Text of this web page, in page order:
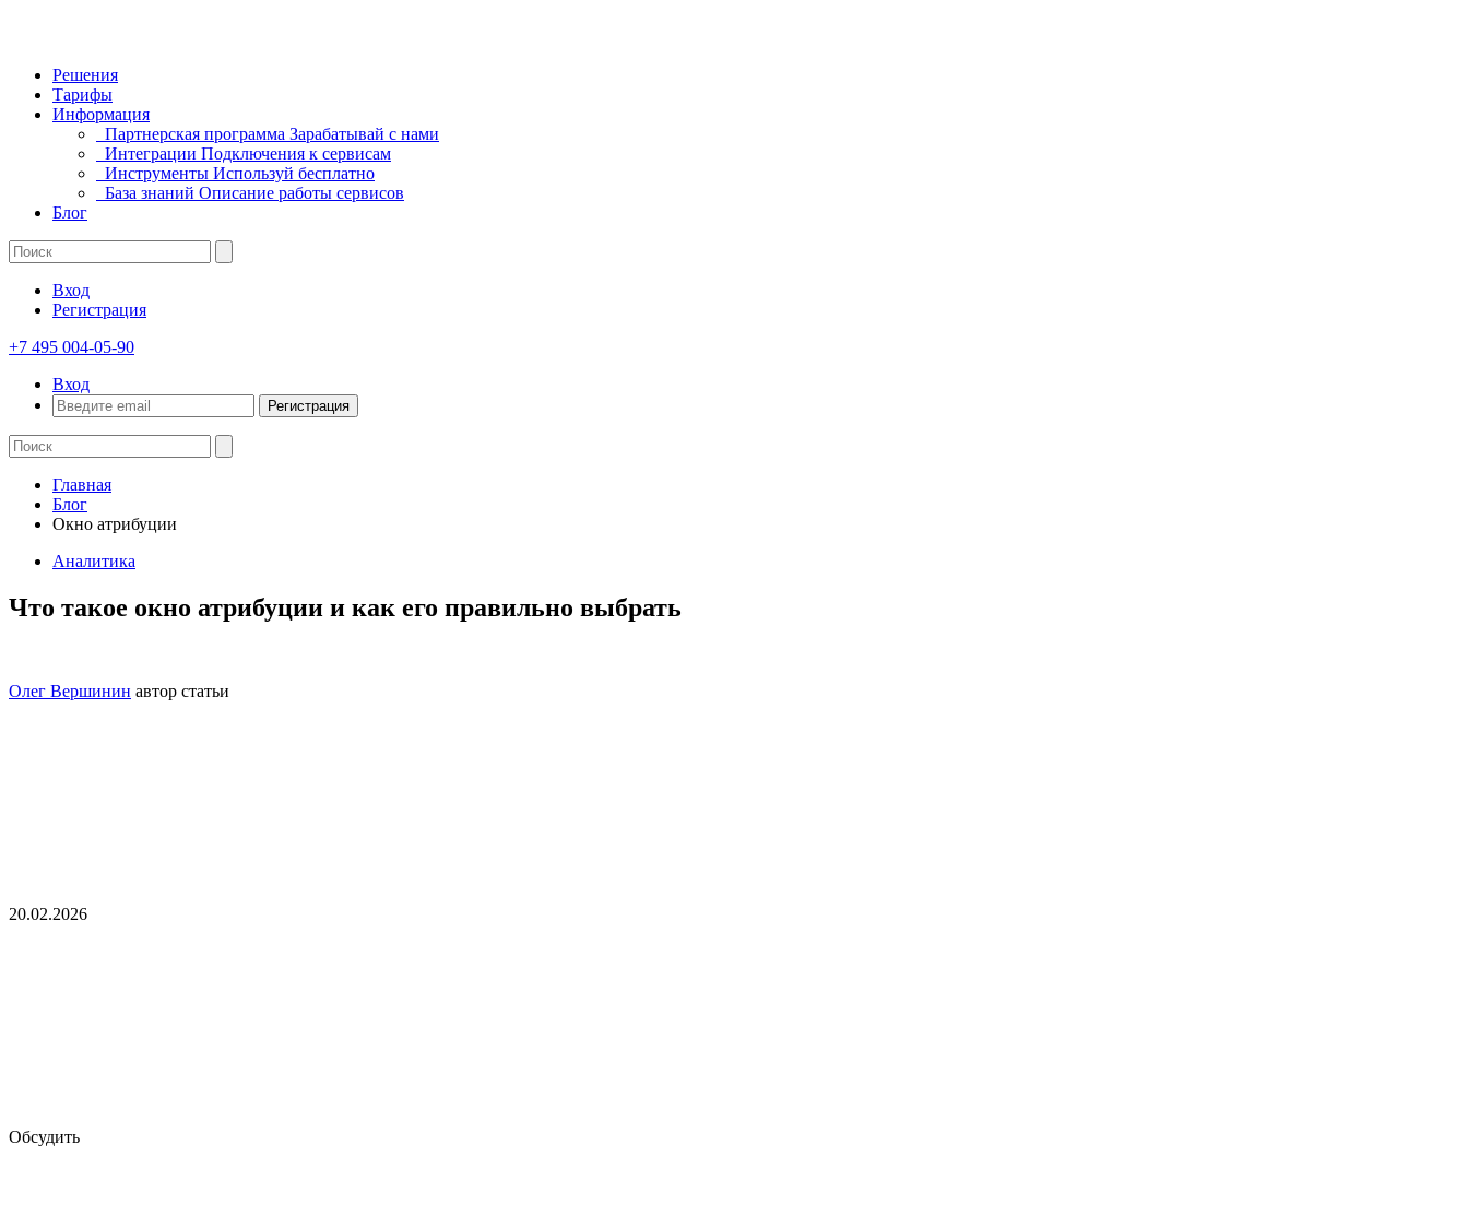
Решения
Тарифы
Информация
Партнерская программа Зарабатывай с нами
Интеграции Подключения к сервисам
Инструменты Используй бесплатно
База знаний Описание работы сервисов
Блог
Вход
Регистрация
+7 495 004-05-90
Вход
Регистрация
Главная
Блог
Окно атрибуции
Аналитика
Что такое окно атрибуции и как его правильно выбрать
Олег Вершинин автор статьи
20.02.2026
Обсудить